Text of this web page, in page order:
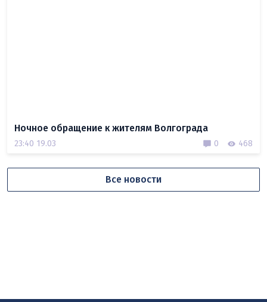
Ночное обращение к жителям Волгограда
23:40 19.03 0 468
Все новости